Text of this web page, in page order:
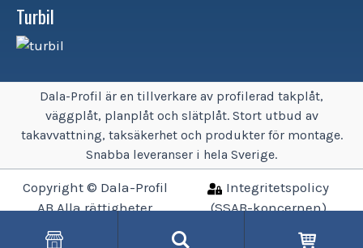
Turbil
Dala-Profil är en tillverkare av profilerad takplåt,
väggplåt, planplåt och slätplåt. Stort utbud av
takavvattning, taksäkerhet och produkter för montage.
Snabba leveranser i hela Sverige.
Copyright © Dala-Profil
AB Alla rättigheter
reserverade.
Integritetspolicy
(SSAB-koncernen)